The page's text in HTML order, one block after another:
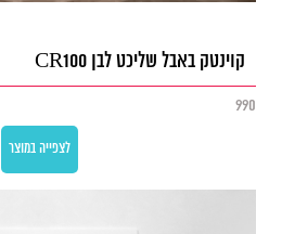
קוינטק באבל שליכט לבן CR100
990
לצפייה במוצר